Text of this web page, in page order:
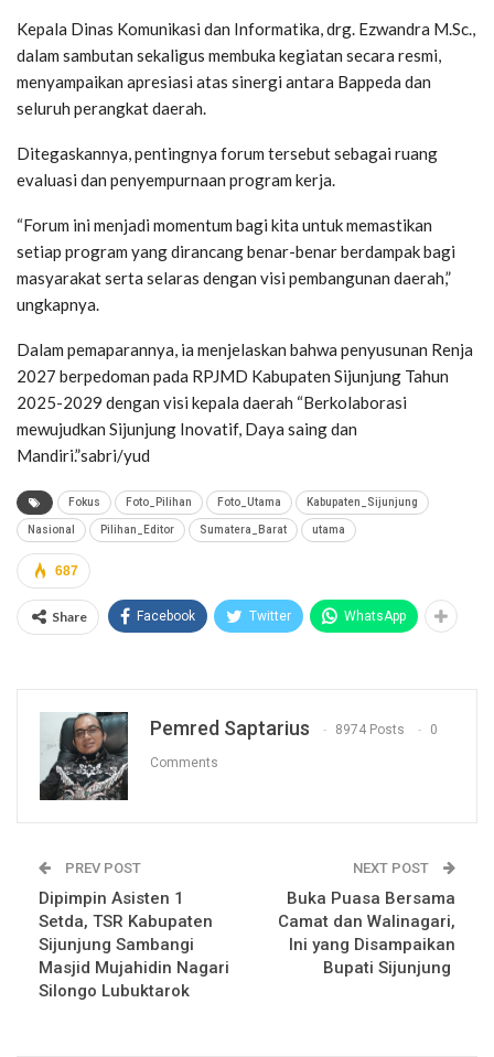
Kepala Dinas Komunikasi dan Informatika, drg. Ezwandra M.Sc.,
dalam sambutan sekaligus membuka kegiatan secara resmi,
menyampaikan apresiasi atas sinergi antara Bappeda dan
seluruh perangkat daerah.
Ditegaskannya, pentingnya forum tersebut sebagai ruang
evaluasi dan penyempurnaan program kerja.
“Forum ini menjadi momentum bagi kita untuk memastikan
setiap program yang dirancang benar-benar berdampak bagi
masyarakat serta selaras dengan visi pembangunan daerah,”
ungkapnya.
Dalam pemaparannya, ia menjelaskan bahwa penyusunan Renja
2027 berpedoman pada RPJMD Kabupaten Sijunjung Tahun
2025-2029 dengan visi kepala daerah “Berkolaborasi
mewujudkan Sijunjung Inovatif, Daya saing dan
Mandiri.”sabri/yud
Fokus Foto_Pilihan Foto_Utama Kabupaten_Sijunjung
Nasional Pilihan_Editor Sumatera_Barat utama
687
Share Facebook Twitter WhatsApp
Pemred Saptarius 8974 Posts 0
Comments
PREV POST
Dipimpin Asisten 1
Setda, TSR Kabupaten
Sijunjung Sambangi
Masjid Mujahidin Nagari
Silongo Lubuktarok
NEXT POST
Buka Puasa Bersama
Camat dan Walinagari,
Ini yang Disampaikan
Bupati Sijunjung